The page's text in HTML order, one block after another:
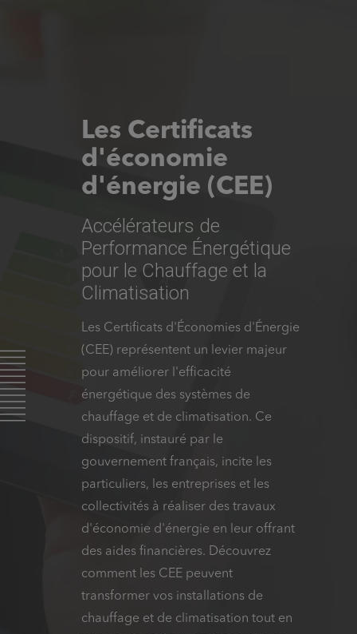
Les Certificats
d'économie
d'énergie (CEE)
Accélérateurs de
Performance Énergétique
pour le Chauffage et la
Climatisation
Les Certificats d'Économies d'Énergie
(CEE) représentent un levier majeur
pour améliorer l'efficacité
énergétique des systèmes de
chauffage et de climatisation. Ce
dispositif, instauré par le
gouvernement français, incite les
particuliers, les entreprises et les
collectivités à réaliser des travaux
d'économie d'énergie en leur offrant
des aides financières. Découvrez
comment les CEE peuvent
transformer vos installations de
chauffage et de climatisation tout en